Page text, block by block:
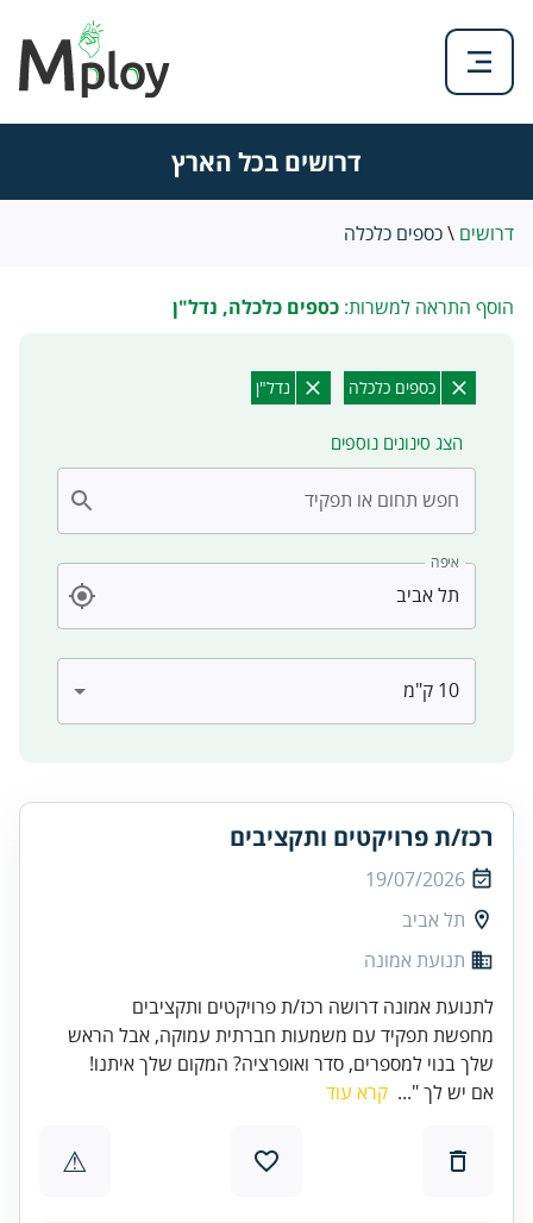
דרושים בכל הארץ
דרושים \כספים כלכלה
הוסף התראה למשרות: כספים כלכלה, נדל"ן
כספים כלכלה נדל"ן
הצג סינונים נוספים
חפש תחום או תפקיד
איפה
רכז/ת פרויקטים ותקציבים
19/07/2026
תל אביב
תנועת אמונה
לתנועת אמונה דרושה רכז/ת פרויקטים ותקציבים
מחפשת תפקיד עם משמעות חברתית עמוקה, אבל הראש
שלך בנוי למספרים, סדר ואופרציה? המקום שלך איתנו!
אם יש לך "... קרא עוד
⚠